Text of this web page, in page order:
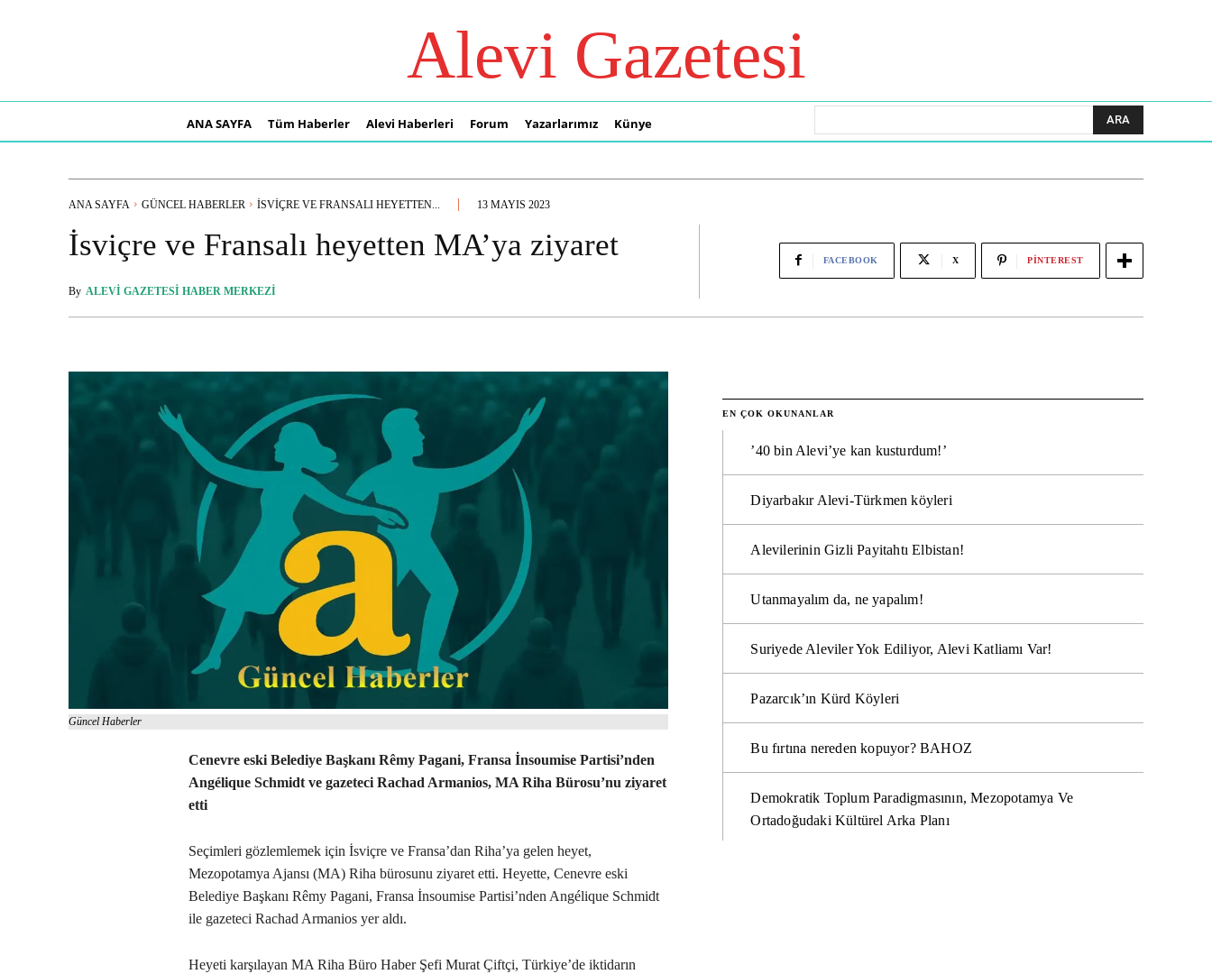
Alevi Gazetesi
ANA SAYFA Tüm Haberler Alevi Haberleri Forum Yazarlarımız Künye ARA
ANA SAYFA GÜNCEL HABERLER İSVIÇRE VE FRANSALI HEYETTEN... 13 MAYIS 2023
İsviçre ve Fransalı heyetten MA’ya ziyaret
By ALEVI GAZETESI HABER MERKEZI
FACEBOOK X PINTEREST
Güncel Haberler
Cenevre eski Belediye Başkanı Rêmy Pagani, Fransa İnsoumise Partisi’nden
Angélique Schmidt ve gazeteci Rachad Armanios, MA Riha Bürosu’nu ziyaret
etti
Seçimleri gözlemlemek için İsviçre ve Fransa’dan Riha’ya gelen heyet,
Mezopotamya Ajansı (MA) Riha bürosunu ziyaret etti. Heyette, Cenevre eski
Belediye Başkanı Rêmy Pagani, Fransa İnsoumise Partisi’nden Angélique Schmidt
ile gazeteci Rachad Armanios yer aldı.
Heyeti karşılayan MA Riha Büro Haber Şefi Murat Çiftçi, Türkiye’de iktidarın
EN ÇOK OKUNANLAR
’40 bin Alevi’ye kan kusturdum!’
Diyarbakır Alevi-Türkmen köyleri
Alevilerinin Gizli Payitahtı Elbistan!
Utanmayalım da, ne yapalım!
Suriyede Aleviler Yok Ediliyor, Alevi Katliamı Var!
Pazarcık’ın Kürd Köyleri
Bu fırtına nereden kopuyor? BAHOZ
Demokratik Toplum Paradigmasının, Mezopotamya Ve
Ortadoğudaki Kültürel Arka Planı